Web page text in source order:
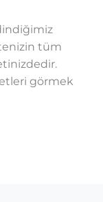
tüm
görmek